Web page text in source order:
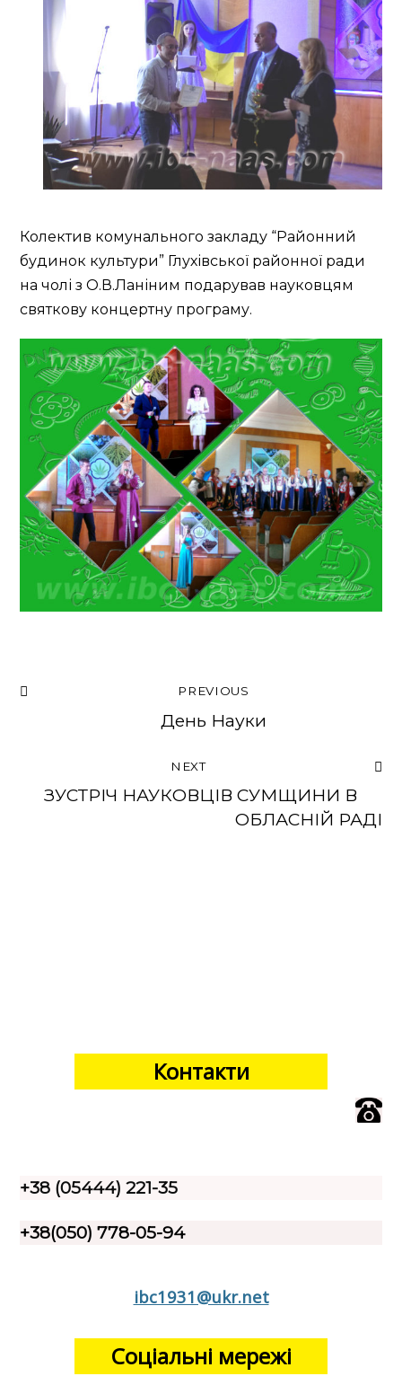
Колектив комунального закладу “Районний
будинок культури” Глухівської районної ради
на чолі з О.В.Ланіним подарував науковцям
святкову концертну програму.
PREVIOUS
День Науки
NEXT
ЗУСТРІЧ НАУКОВЦІВ СУМЩИНИ В
ОБЛАСНІЙ РАДІ
Контакти
+38 (05444) 221-35
+38(050) 778-05-94
ibc1931@ukr.net
Соціальні мережі